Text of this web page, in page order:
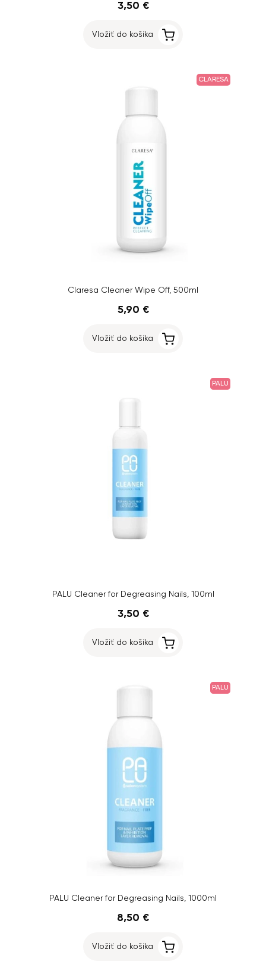
3,50 €
Vložiť do košíka
CLARESA
Claresa Cleaner Wipe Off, 500ml
5,90 €
Vložiť do košíka
PALU
PALU Cleaner for Degreasing Nails, 100ml
3,50 €
Vložiť do košíka
PALU
PALU Cleaner for Degreasing Nails, 1000ml
8,50 €
Vložiť do košíka